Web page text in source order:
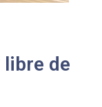
libre de